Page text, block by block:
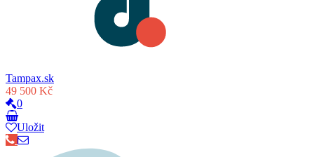
Tampax.sk
49 500 Kč
0
Uložit